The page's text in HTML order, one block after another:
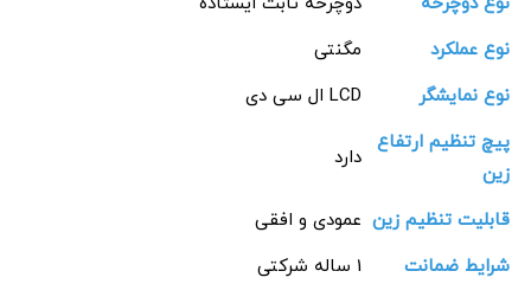
نوع عملکرد
مگنتی
نوع نمایشگر
LCD ال سی دی
پیچ تنظیم ارتفاع
زین
دارد
قابلیت تنظیم زین عمودی و افقی
شرایط ضمانت
1 ساله شرکتی